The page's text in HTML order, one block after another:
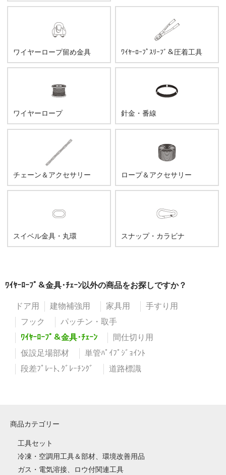
ワイヤーロープ留め金具 ﾜｲﾔｰﾛｰﾌﾟｽﾘｰﾌﾞ＆圧着工具
ワイヤーロープ 針金・番線
チェーン＆アクセサリー ロープ＆アクセサリー
スイベル金具・丸環 スナップ・カラビナ
ﾜｲﾔｰﾛｰﾌﾟ＆金具･ﾁｪｰﾝ以外の商品をお探しですか？
ドア用 建物補強用 家具用
手すり用
フック
パッチン・取手
ﾜｲﾔｰﾛｰﾌﾟ＆金具･ﾁｪｰﾝ
間仕切り用
仮設足場部材
単管ﾊﾟｲﾌﾟｼﾞｮｲﾝﾄ
段差ﾌﾟﾚｰﾄ､ｸﾞﾚｰﾁﾝｸﾞ
道路標識
商品カテゴリー
工具セット
冷凍・空調用工具＆部材、環境改善用品
ガス・電気溶接、ロウ付関連工具